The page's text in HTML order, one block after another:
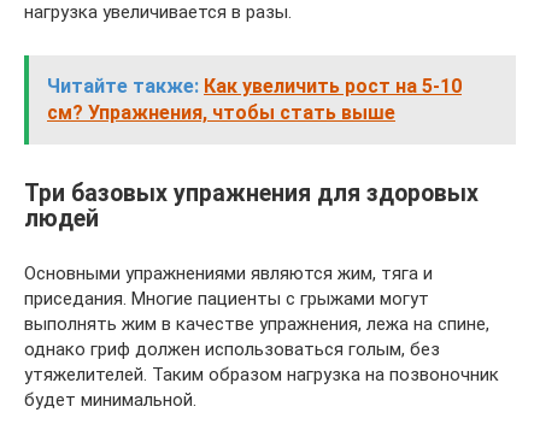
нагрузка увеличивается в разы.
Читайте также: Как увеличить рост на 5-10
см? Упражнения, чтобы стать выше
Три базовых упражнения для здоровых
людей
Основными упражнениями являются жим, тяга и
приседания. Многие пациенты с грыжами могут
выполнять жим в качестве упражнения, лежа на спине,
однако гриф должен использоваться голым, без
утяжелителей. Таким образом нагрузка на позвоночник
будет минимальной.